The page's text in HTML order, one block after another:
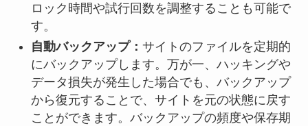
ロック時間や試行回数を調整することも可能で
す。
自動バックアップ： サイトのファイルを定期的
にバックアップします。万が一、ハッキングや
データ損失が発生した場合でも、バックアップ
から復元することで、サイトを元の状態に戻す
ことができます。バックアップの頻度や保存期